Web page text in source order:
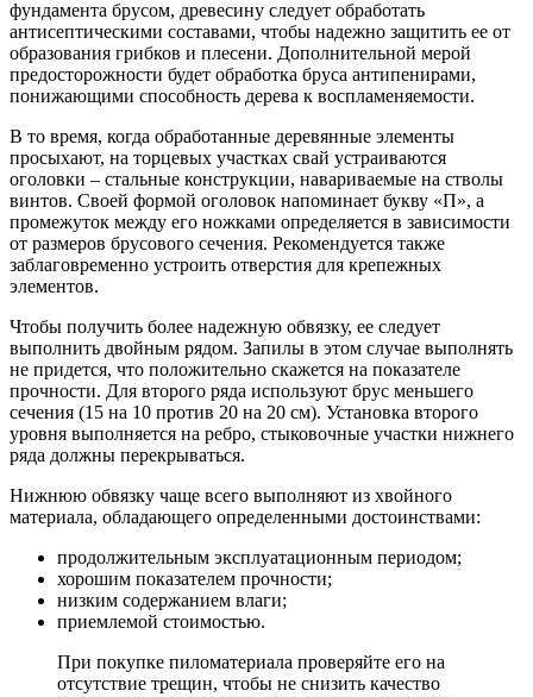
фундамента брусом, древесину следует обработать
антисептическими составами, чтобы надежно защитить ее от
образования грибков и плесени. Дополнительной мерой
предосторожности будет обработка бруса антипенирами,
понижающими способность дерева к воспламеняемости.
В то время, когда обработанные деревянные элементы
просыхают, на торцевых участках свай устраиваются
оголовки – стальные конструкции, навариваемые на стволы
винтов. Своей формой оголовок напоминает букву «П», а
промежуток между его ножками определяется в зависимости
от размеров брусового сечения. Рекомендуется также
заблаговременно устроить отверстия для крепежных
элементов.
Чтобы получить более надежную обвязку, ее следует
выполнить двойным рядом. Запилы в этом случае выполнять
не придется, что положительно скажется на показателе
прочности. Для второго ряда используют брус меньшего
сечения (15 на 10 против 20 на 20 см). Установка второго
уровня выполняется на ребро, стыковочные участки нижнего
ряда должны перекрываться.
Нижнюю обвязку чаще всего выполняют из хвойного
материала, обладающего определенными достоинствами:
продолжительным эксплуатационным периодом;
хорошим показателем прочности;
низким содержанием влаги;
приемлемой стоимостью.
При покупке пиломатериала проверяйте его на
отсутствие трещин, чтобы не снизить качество